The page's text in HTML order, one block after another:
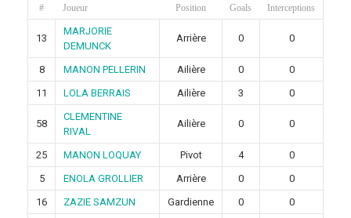
# Joueur Position Goals Interceptions
13
MARJORIE
DEMUNCK
Arrière 0 0
8 MANON PELLERIN Ailière 0
0
11
LOLA BERRAIS Ailière 3 0
58
CLEMENTINE
RIVAL
Ailière 0 0
25 MANON LOQUAY Pivot 4
0
5
ENOLA GROLLIER Arrière 0
0
16
ZAZIE SAMZUN Gardienne 0
0